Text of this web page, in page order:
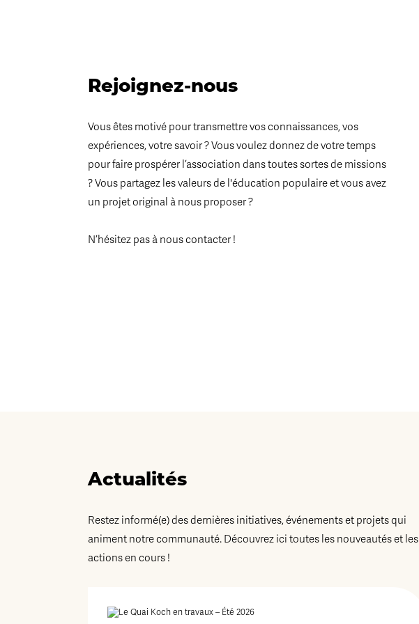
Rejoignez-nous
Vous êtes motivé pour transmettre vos connaissances, vos
expériences, votre savoir ? Vous voulez donnez de votre temps
pour faire prospérer l’association dans toutes sortes de missions
? Vous partagez les valeurs de l'éducation populaire et vous avez
un projet original à nous proposer ?
N’hésitez pas à nous contacter !
Actualités
Restez informé(e) des dernières initiatives, événements et projets qui
animent notre communauté. Découvrez ici toutes les nouveautés et les
actions en cours !